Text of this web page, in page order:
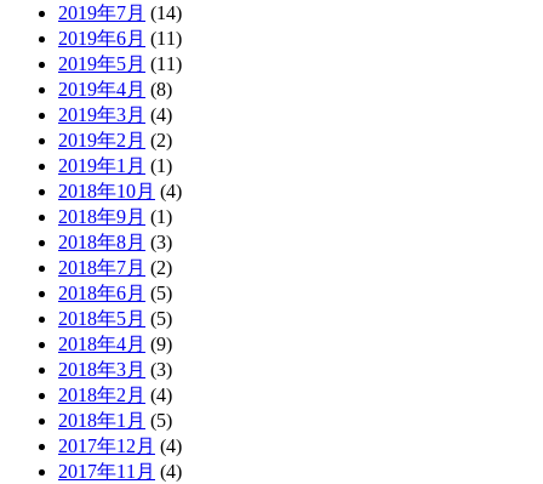
2019年7月 (14)
2019年6月 (11)
2019年5月 (11)
2019年4月 (8)
2019年3月 (4)
2019年2月 (2)
2019年1月 (1)
2018年10月 (4)
2018年9月 (1)
2018年8月 (3)
2018年7月 (2)
2018年6月 (5)
2018年5月 (5)
2018年4月 (9)
2018年3月 (3)
2018年2月 (4)
2018年1月 (5)
2017年12月 (4)
2017年11月 (4)